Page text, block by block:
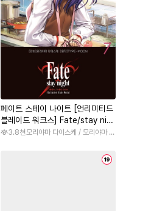
페이트 스테이 나이트 [언리미티드
블레이드 워크스] Fate/stay nig
ht [Unlimited Blade Works]
3.8천 모리야마 다이스케 / 모리야마 다이스케, TYPE-MOON